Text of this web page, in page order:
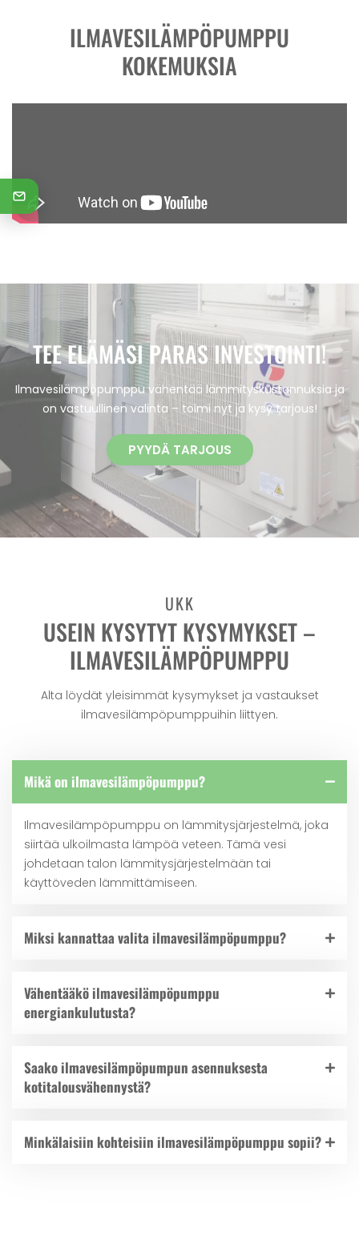
ILMAVESILÄMPÖPUMPPU
KOKEMUKSIA
TEE ELÄMÄSI PARAS INVESTOINTI!
Ilmavesilämpöpumppu vähentää lämmityskustannuksia ja
on vastuullinen valinta – toimi nyt ja kysy tarjous!
PYYDÄ TARJOUS
UKK
USEIN KYSYTYT KYSYMYKSET –
ILMAVESILÄMPÖPUMPPU
Alta löydät yleisimmät kysymykset ja vastaukset
ilmavesilämpöpumppuihin liittyen.
Mikä on ilmavesilämpöpumppu?
Ilmavesilämpöpumppu on lämmitysjärjestelmä, joka
siirtää ulkoilmasta lämpöä veteen. Tämä vesi
johdetaan talon lämmitysjärjestelmään tai
käyttöveden lämmittämiseen.
Miksi kannattaa valita ilmavesilämpöpumppu?
Vähentääkö ilmavesilämpöpumppu
energiankulutusta?
Saako ilmavesilämpöpumpun asennuksesta
kotitalousvähennystä?
Minkälaisiin kohteisiin ilmavesilämpöpumppu sopii?